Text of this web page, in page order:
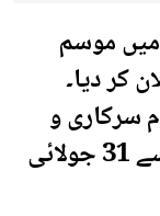
موسم
کر دیا۔
سرکاری و
نجی اسکولز اور کالجز یکم جون سے 31 جولائی